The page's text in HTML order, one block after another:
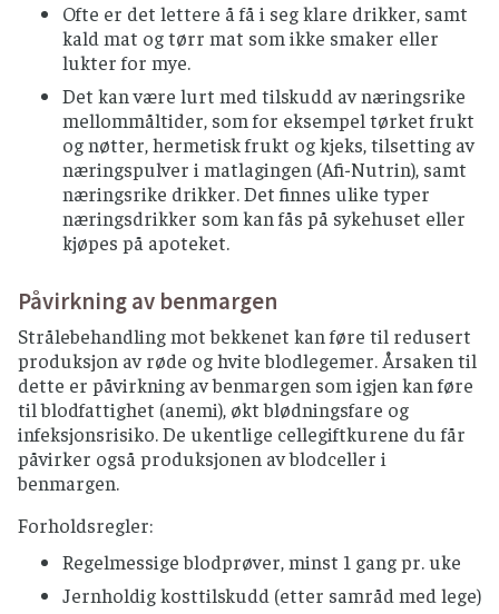
Ofte er det lettere å få i seg klare drikker, samt
kald mat og tørr mat som ikke smaker eller
lukter for mye.
Det kan være lurt med tilskudd av næringsrike
mellommåltider, som for eksempel tørket frukt
og nøtter, hermetisk frukt og kjeks, tilsetting av
næringspulver i matlagingen (Afi-Nutrin), samt
næringsrike drikker. Det finnes ulike typer
næringsdrikker som kan fås på sykehuset eller
kjøpes på apoteket.
Påvirkning av benmargen
Strålebehandling mot bekkenet kan føre til redusert
produksjon av røde og hvite blodlegemer. Årsaken til
dette er påvirkning av benmargen som igjen kan føre
til blodfattighet (anemi), økt blødningsfare og
infeksjonsrisiko. De ukentlige cellegiftkurene du får
påvirker også produksjonen av blodceller i
benmargen.
Forholdsregler:
Regelmessige blodprøver, minst 1 gang pr. uke
Jernholdig kosttilskudd (etter samråd med lege)